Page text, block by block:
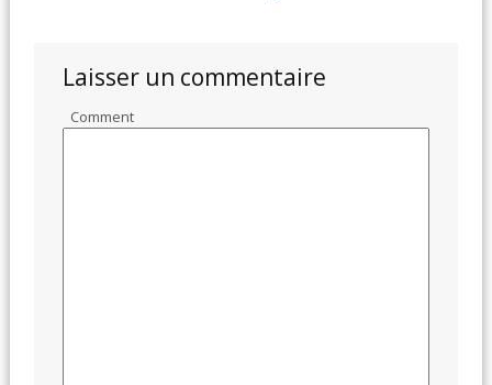
Laisser un commentaire
Comment